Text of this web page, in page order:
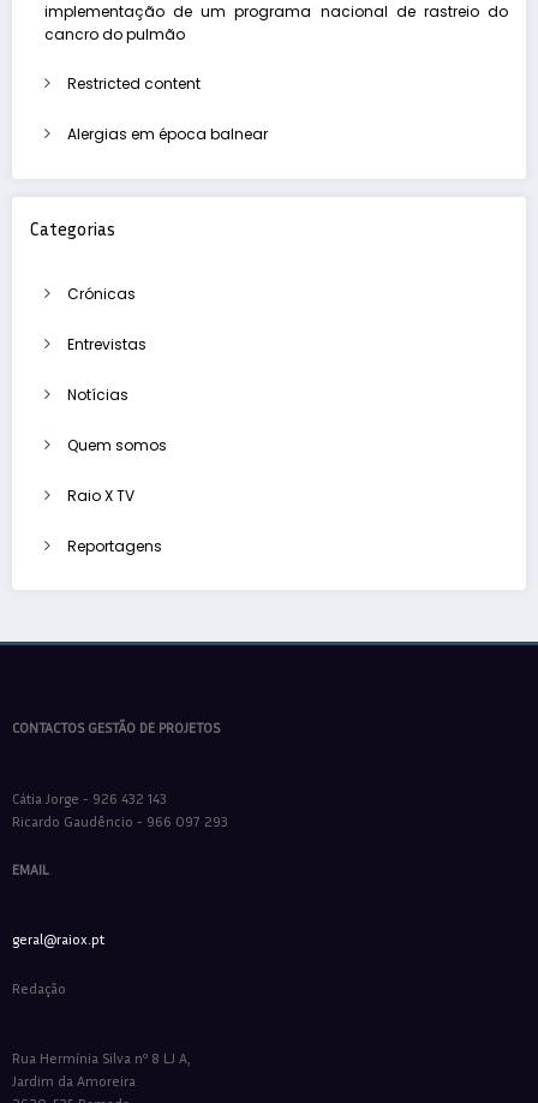
implementação de um programa nacional de rastreio do
cancro do pulmão
Restricted content
Alergias em época balnear
Categorias
Crónicas
Entrevistas
Notícias
Quem somos
Raio X TV
Reportagens
CONTACTOS GESTÃO DE PROJETOS
Cátia Jorge - 926 432 143
Ricardo Gaudêncio - 966 097 293
EMAIL
geral@raiox.pt
Redação
Rua Hermínia Silva nº 8 LJ A,
Jardim da Amoreira